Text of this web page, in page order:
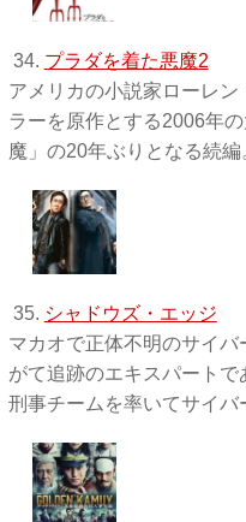
34. プラダを着た悪魔2
アメリカの小説家ローレ
ラーを原作とする2006年
魔」の20年ぶりとなる続編
35. シャドウズ・エッジ
マカオで正体不明のサイ
がて追跡のエキスパート
刑事チームを率いてサイバ